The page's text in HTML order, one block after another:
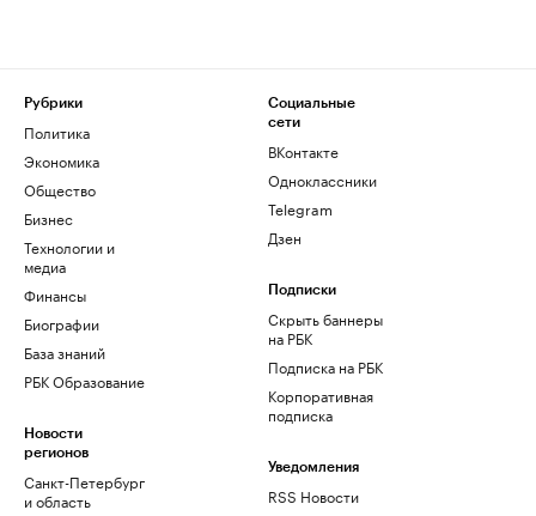
Рубрики
Политика
Экономика
Общество
Бизнес
Технологии и
медиа
Финансы
Биографии
База знаний
РБК Образование
Новости
регионов
Санкт-Петербург
и область
Социальные
сети
ВКонтакте
Одноклассники
Telegram
Дзен
Подписки
Скрыть баннеры
на РБК
Подписка на РБК
Корпоративная
подписка
Уведомления
RSS Новости